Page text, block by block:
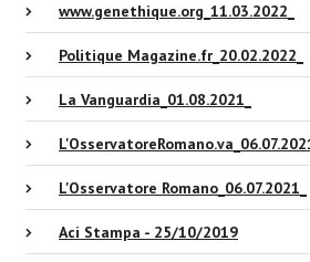
www.genethique.org_11.03.2022_
Politique Magazine.fr_20.02.2022_
La Vanguardia_01.08.2021_
L'Osservatore Romano_06.07.2021_
Aci Stampa - 25/10/2019